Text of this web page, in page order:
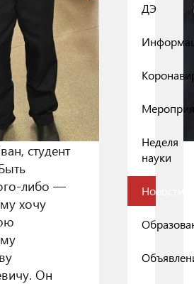
студент
либо —
хочу
Он
ДЭ
Неделя
науки
Новости